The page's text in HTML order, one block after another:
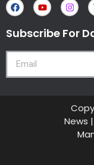
Subscribe For
News